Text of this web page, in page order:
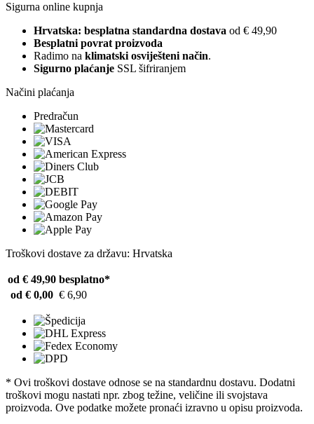
Sigurna online kupnja
Hrvatska: besplatna standardna dostava od € 49,90
Besplatni povrat proizvoda
Radimo na klimatski osviješteni način.
Sigurno plaćanje SSL šifriranjem
Načini plaćanja
Predračun
Troškovi dostave za državu: Hrvatska
od € 49,90 besplatno*
od € 0,00 € 6,90
* Ovi troškovi dostave odnose se na standardnu ​​dostavu. Dodatni
troškovi mogu nastati npr. zbog težine, veličine ili svojstava
proizvoda. Ove podatke možete pronaći izravno u opisu proizvoda.